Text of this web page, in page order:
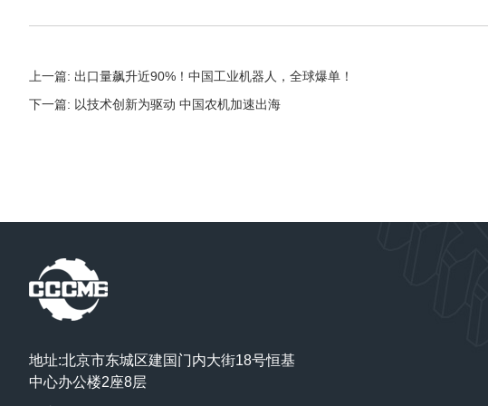
上一篇: 出口量飙升近90%！中国工业机器人，全球爆单！
下一篇: 以技术创新为驱动 中国农机加速出海
地址:北京市东城区建国门内大街18号恒基
中心办公楼2座8层